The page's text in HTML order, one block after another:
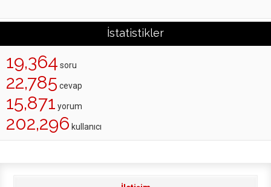
İstatistikler
19,364 soru
22,785 cevap
15,871 yorum
202,296 kullanıcı